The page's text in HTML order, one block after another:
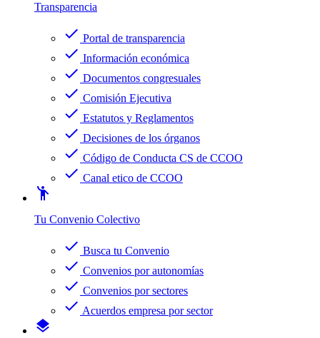
Transparencia
check Portal de transparencia
check Información económica
check Documentos congresuales
check Comisión Ejecutiva
check Estatutos y Reglamentos
check Decisiones de los órganos
check Código de Conducta CS de CCOO
check Canal etico de CCOO
emoji_people
Tu Convenio Colectivo
check Busca tu Convenio
check Convenios por autonomías
check Convenios por sectores
check Acuerdos empresa por sector
layers